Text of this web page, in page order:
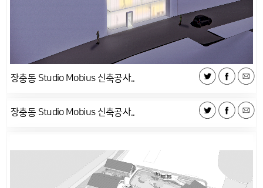
장충동 Studio Mobius 신축공사..
장충동 Studio Mobius 신축공사..